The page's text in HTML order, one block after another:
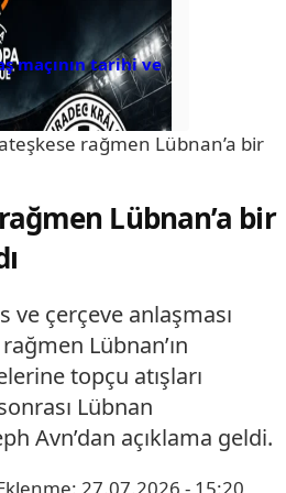
maçının tarihi ve
rağmen Lübnan’a bir
Lübnan’a bir
çerçeve anlaşması
Lübnan’ın
topçu atışları
Lübnan
Avn’dan açıklama geldi.